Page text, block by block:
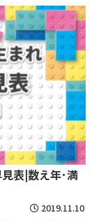
表|数え年･満
2019.11.10